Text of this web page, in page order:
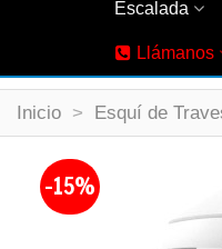
Escalada
Llámanos
Inicio > Esquí de
-15%